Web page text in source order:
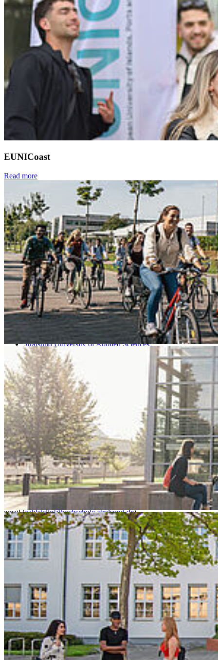
EUNICoast
Read more
Go to slide 1
Go to slide 2
Go to slide 3
Go to slide 4
Go to slide 5
Go to slide 6
Go to slide 7
Go to slide 8
Go to slide 9
Stralsund University of Applied Sciences
HOST
Facilities and Administration
Zahlstelle
Öff­nungszeiten der Zahlstelle
Die Zahlstelle ist fürAuskünfte und Ausgabe von Waschmarken
geöffnet (kein Bargeldverkehr).
Die Öffnungszeiten können können telefonisch (+49 3831 45 6510)
oder per Email (zahlstelle@hochschule-stralsund.de) angefragt
werden.
Sie finden die Zahlstelle im Haus 1, Raum 225.
The pay office is open forinformation and issuance of wash coins
(no cash transactions).
Opening hours can be requested by phone (+49 3831 45 6510 ) or
email (zahlstelle@hochschule-stralsund.de).
You will find the payment office in building 1, room 225.
Kon­takt
Hochschule Stralsund
18435 Stralsund
Telefonzentrale: +49 3831 455
Zentrale Fax-Nummer: +49 3831 456 680
Allgemeine Studienberatung
Fakultät für Elektrotechnik und Informatik